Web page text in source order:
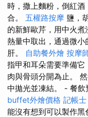
時，撒上麵粉，倒紅
合。 五權路按摩 鹽，
的新鮮歐芹，用中火煮
熱量中取出，通過微
肝。 自助餐外燴 按摩
指甲和耳朵需要準備
肉與骨頭分開為止。
中拋光並凍結。 - 餐飲
buffet外燴價格 記帳
能沒有想到可以製作